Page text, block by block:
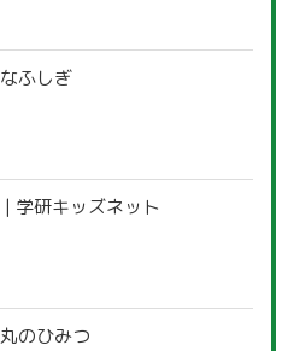
ふしぎ
| 学研キッズネット
のひみつ